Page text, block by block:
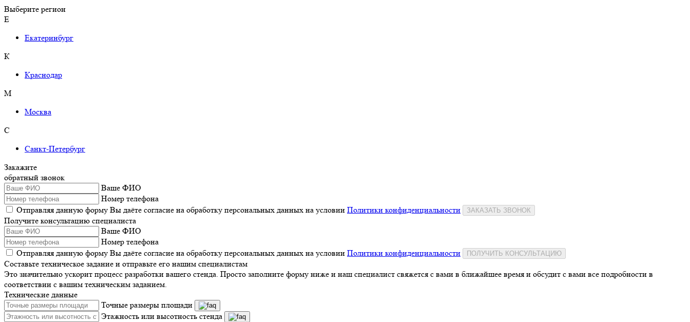
Выберите регион
Е
Екатеринбург
К
Краснодар
М
Москва
С
Санкт-Петербург
Закажите
обратный звонок
Ваше ФИО
Номер телефона
Отправляя данную форму Вы даёте согласие на обработку персональных данных на условии Политики конфиденциальности ЗАКАЗАТЬ ЗВОНОК
Получите консультацию специалиста
Ваше ФИО
Номер телефона
Отправляя данную форму Вы даёте согласие на обработку персональных данных на условии Политики конфиденциальности ПОЛУЧИТЬ КОНСУЛЬТАЦИЮ
Составьте техническое задание и отправьте его нашим специалистам
Это значительно ускорит процесс разработки вашего стенда. Просто заполните форму ниже и наш специалист свяжется с вами в ближайшее время и обсудит с вами все подробности в
соответствии с вашим техническим заданием.
Технические данные
Точные размеры площади
Этажность или высотность стенда